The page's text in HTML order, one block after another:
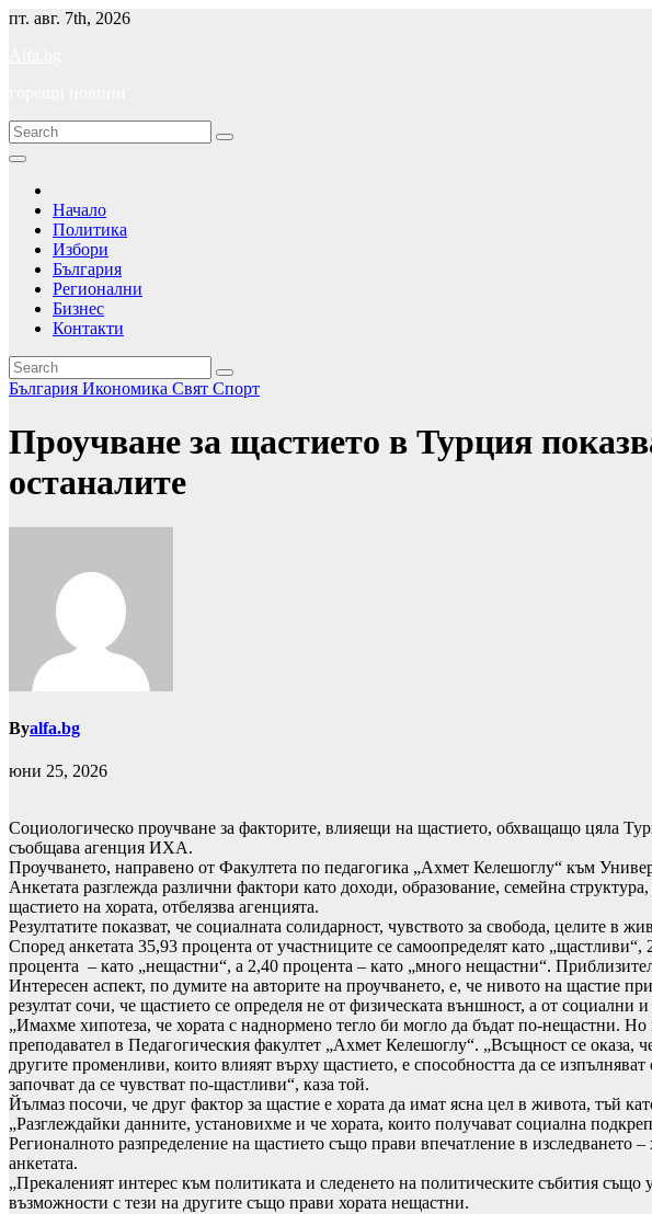
Skip
пт. авг. 7th, 2026
Начало
Политика
Избори
България
Регионални
Бизнес
Контакти
България Икономика Свят Спорт
Проучване за щастието в Турция
останалите
Byalfa.bg
юни 25, 2026
Социологическо проучване за факторите, влияещи на щастието, обхващащо цяла
съобщава агенция ИХА.
Проучването, направено от Факултета по педагогика „Ахмет Келешоглу“ към
Анкетата разглежда различни фактори като доходи, образование, семейна
щастието на хората, отбелязва агенцията.
Резултатите показват, че социалната солидарност, чувството за свобода, целите
Според анкетата 35,93 процента от участниците се самоопределят като
процента – като „нещастни“, а 2,40 процента – като „много нещастни“.
Интересен аспект, по думите на авторите на проучването, е, че нивото на щастие
резултат сочи, че щастието се определя не от физическата външност, а от социални
„Имахме хипотеза, че хората с наднормено тегло би могло да бъдат по-нещастни.
преподавател в Педагогическия факултет „Ахмет Келешоглу“. „Всъщност се оказа,
другите променливи, които влияят върху щастието, е способността да се
започват да се чувстват по-щастливи“, каза той.
Йълмаз посочи, че друг фактор за щастие е хората да имат ясна цел в живота, тъй
„Разглеждайки данните, установихме и че хората, които получават социална
Регионалното разпределение на щастието също прави впечатление в
анкетата.
„Прекаленият интерес към политиката и следенето на политическите събития
възможности с тези на другите също прави хората нещастни.